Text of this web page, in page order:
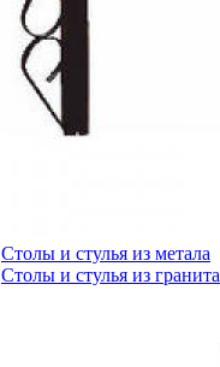
Столы и стулья из метала
Столы и стулья из гранита